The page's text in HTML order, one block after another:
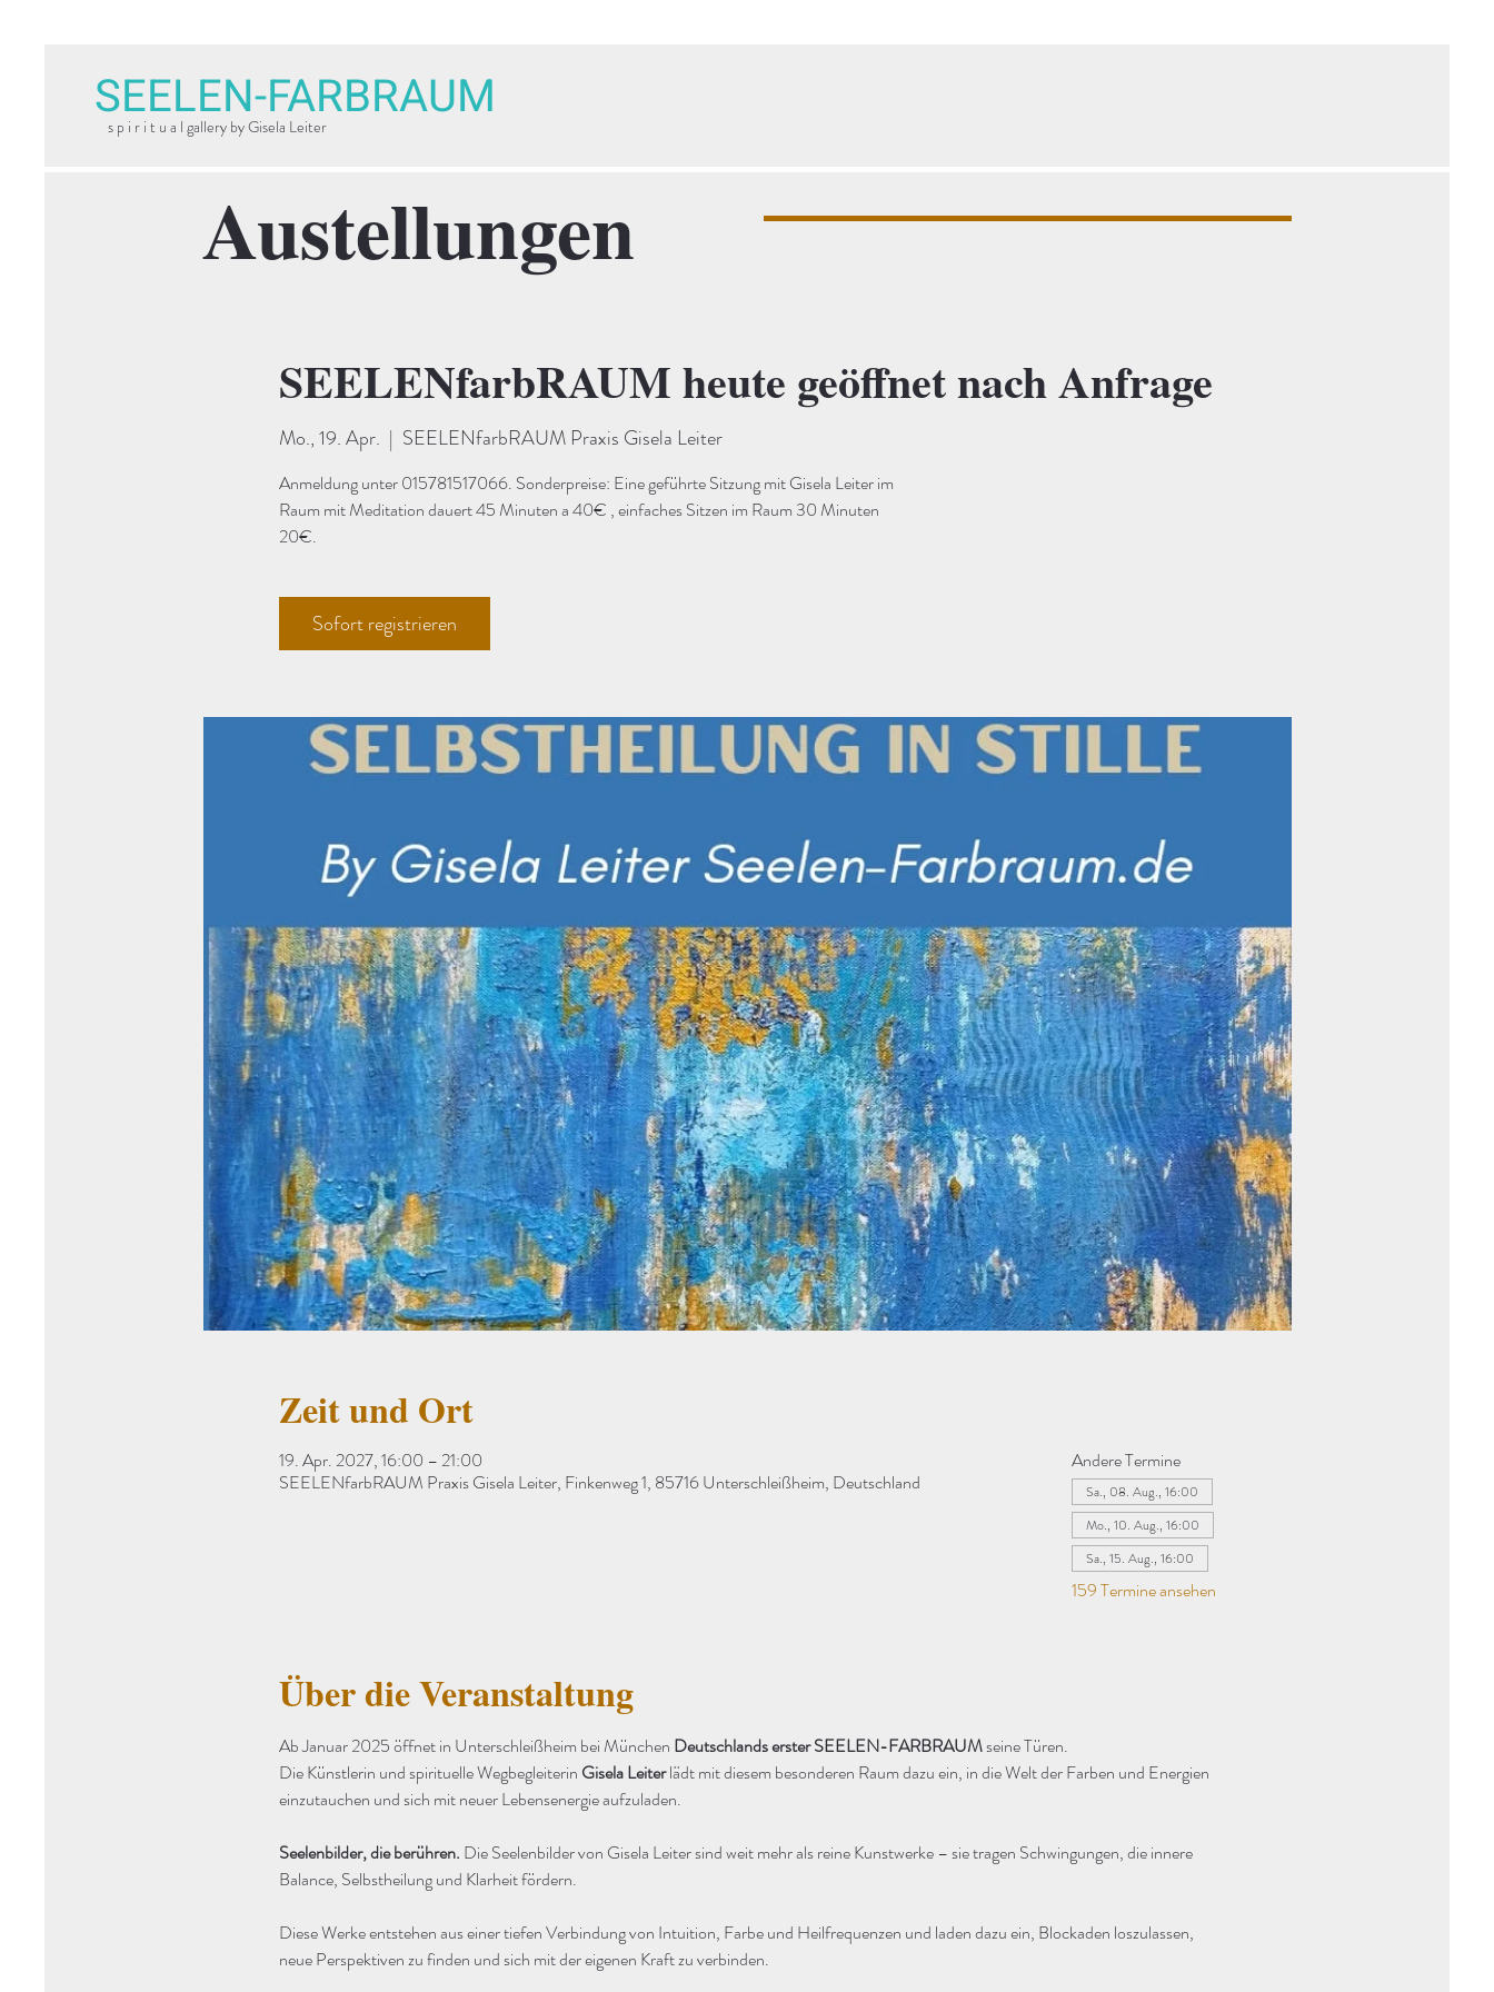
s p i r i t u a l gallery by Gisela Leiter
SEELEN-FARBRAUM
Austellungen
SEELENfarbRAUM heute geöffnet nach Anfrage
Mo., 19. Apr.
  |
SEELENfarbRAUM Praxis Gisela Leiter
Anmeldung unter 015781517066. Sonderpreise: Eine geführte Sitzung mit Gisela Leiter im
Raum mit Meditation dauert 45 Minuten a 40€ , einfaches Sitzen im Raum 30 Minuten
20€.
Sofort registrieren
Zeit und Ort
19. Apr. 2027, 16:00 – 21:00
SEELENfarbRAUM Praxis Gisela Leiter, Finkenweg 1, 85716 Unterschleißheim, Deutschland
Andere Termine
Sa., 08. Aug., 16:00
Mo., 10. Aug., 16:00
Sa., 15. Aug., 16:00
159 Termine ansehen
Über die Veranstaltung
Ab Januar 2025 öffnet in Unterschleißheim bei München Deutschlands erster SEELEN-FARBRAUM seine Türen.
Die Künstlerin und spirituelle Wegbegleiterin Gisela Leiter lädt mit diesem besonderen Raum dazu ein, in die Welt der Farben und Energien
einzutauchen und sich mit neuer Lebensenergie aufzuladen.
Seelenbilder, die berühren. Die Seelenbilder von Gisela Leiter sind weit mehr als reine Kunstwerke – sie tragen Schwingungen, die innere
Balance, Selbstheilung und Klarheit fördern.
Diese Werke entstehen aus einer tiefen Verbindung von Intuition, Farbe und Heilfrequenzen und laden dazu ein, Blockaden loszulassen,
neue Perspektiven zu finden und sich mit der eigenen Kraft zu verbinden.